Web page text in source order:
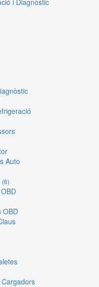
i Diagnòstic
Auto
(6)
OBD